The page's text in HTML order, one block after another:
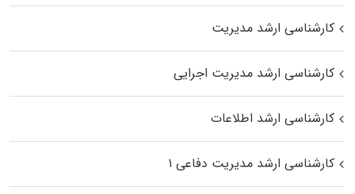
کارشناسی ارشد مدیریت
کارشناسی ارشد مدیریت اجرایی
کارشناسی ارشد اطلاعات
کارشناسی ارشد مدیریت دفاعی ۱